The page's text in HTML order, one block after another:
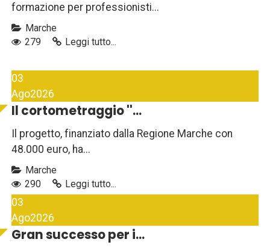
formazione per professionisti...
Marche
279
Leggi tutto...
03
Ago2026
Il cortometraggio ''...
Il progetto, finanziato dalla Regione Marche con
48.000 euro, ha...
Marche
290
Leggi tutto...
03
Ago2026
Gran successo per i...